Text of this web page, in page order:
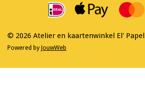
m
© 2026 Atelier en kaartenwinkel El' Papel
Powered by JouwWeb